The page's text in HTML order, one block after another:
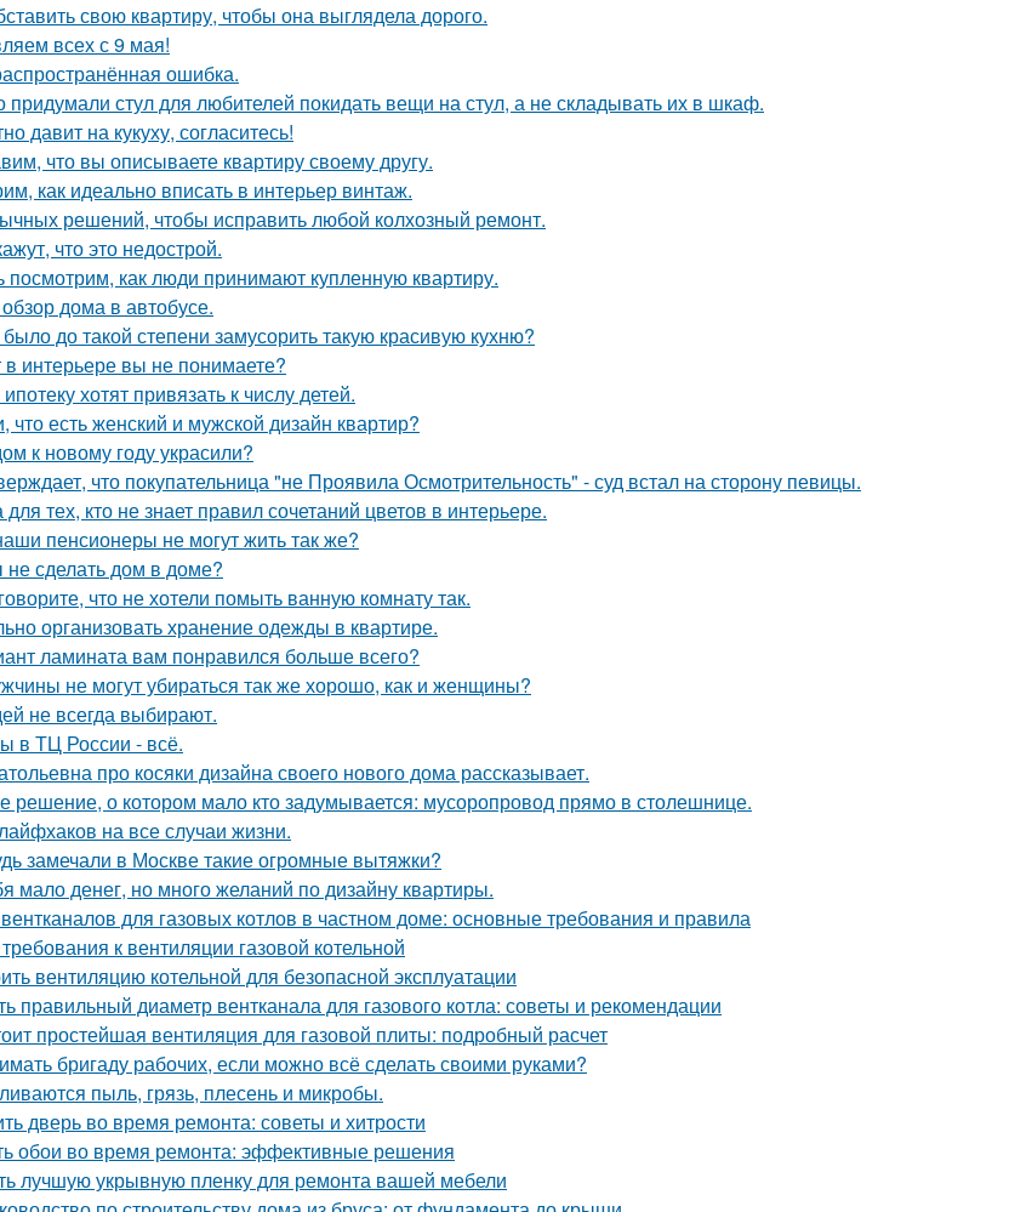
свою квартиру, чтобы она выглядела дорого.
всех с 9 мая!
ошибка.
придумали стул для любителей покидать вещи на стул, а не складывать их в шкаф.
давит на кукуху, согласитесь!
что вы описываете квартиру своему другу.
как идеально вписать в интерьер винтаж.
решений, чтобы исправить любой колхозный ремонт.
что это недострой.
посмотрим, как люди принимают купленную квартиру.
дома в автобусе.
до такой степени замусорить такую красивую кухню?
в интерьере вы не понимаете?
хотят привязать к числу детей.
что есть женский и мужской дизайн квартир?
к новому году украсили?
что покупательница "не Проявила Осмотрительность" - суд встал на сторону певицы.
тех, кто не знает правил сочетаний цветов в интерьере.
пенсионеры не могут жить так же?
сделать дом в доме?
что не хотели помыть ванную комнату так.
организовать хранение одежды в квартире.
ламината вам понравился больше всего?
не могут убираться так же хорошо, как и женщины?
не всегда выбирают.
в ТЦ России - всё.
про косяки дизайна своего нового дома рассказывает.
решение, о котором мало кто задумывается: мусоропровод прямо в столешнице.
на все случаи жизни.
замечали в Москве такие огромные вытяжки?
мало денег, но много желаний по дизайну квартиры.
для газовых котлов в частном доме: основные требования и правила
к вентиляции газовой котельной
вентиляцию котельной для безопасной эксплуатации
правильный диаметр вентканала для газового котла: советы и рекомендации
простейшая вентиляция для газовой плиты: подробный расчет
бригаду рабочих, если можно всё сделать своими руками?
пыль, грязь, плесень и микробы.
дверь во время ремонта: советы и хитрости
обои во время ремонта: эффективные решения
лучшую укрывную пленку для ремонта вашей мебели